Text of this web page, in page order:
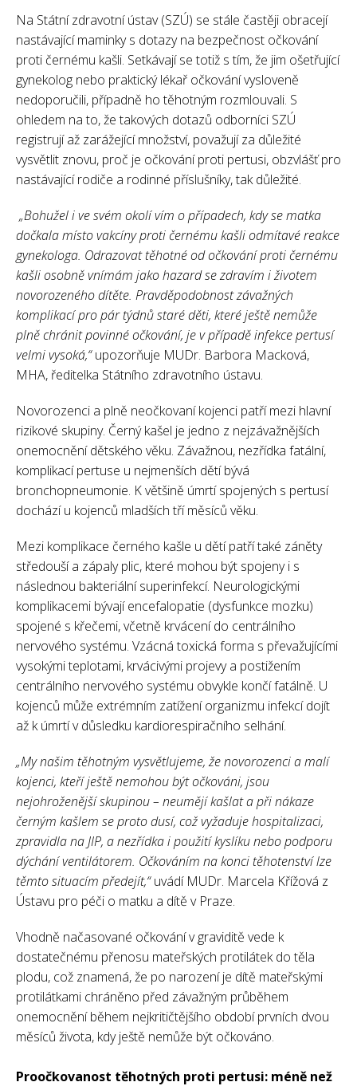
Na Státní zdravotní ústav (SZÚ) se stále častěji obracejí
nastávající maminky s dotazy na bezpečnost očkování
proti černému kašli. Setkávají se totiž s tím, že jim ošetřující
gynekolog nebo praktický lékař očkování vysloveně
nedoporučili, případně ho těhotným rozmlouvali. S
ohledem na to, že takových dotazů odborníci SZÚ
registrují až zarážející množství, považují za důležité
vysvětlit znovu, proč je očkování proti pertusi, obzvlášť pro
nastávající rodiče a rodinné příslušníky, tak důležité.
„Bohužel i ve svém okolí vím o případech, kdy se matka
dočkala místo vakcíny proti černému kašli odmítavé reakce
gynekologa. Odrazovat těhotné od očkování proti černému
kašli osobně vnímám jako hazard se zdravím i životem
novorozeného dítěte. Pravděpodobnost závažných
komplikací pro pár týdnů staré děti, které ještě nemůže
plně chránit povinné očkování, je v případě infekce pertusí
velmi vysoká,“upozorňuje MUDr. Barbora Macková,
MHA, ředitelka Státního zdravotního ústavu.
Novorozenci a plně neočkovaní kojenci patří mezi hlavní
rizikové skupiny. Černý kašel je jedno z nejzávažnějších
onemocnění dětského věku. Závažnou, nezřídka fatální,
komplikací pertuse u nejmenších dětí bývá
bronchopneumonie. K většině úmrtí spojených s pertusí
dochází u kojenců mladších tří měsíců věku.
Mezi komplikace černého kašle u dětí patří také záněty
středouší a zápaly plic, které mohou být spojeny i s
následnou bakteriální superinfekcí. Neurologickými
komplikacemi bývají encefalopatie (dysfunkce mozku)
spojené s křečemi, včetně krvácení do centrálního
nervového systému. Vzácná toxická forma s převažujícími
vysokými teplotami, krvácivými projevy a postižením
centrálního nervového systému obvykle končí fatálně. U
kojenců může extrémním zatížení organizmu infekcí dojít
až k úmrtí v důsledku kardiorespiračního selhání.
„My našim těhotným vysvětlujeme, že novorozenci a malí
kojenci, kteří ještě nemohou být očkováni, jsou
nejohroženější skupinou – neumějí kašlat a při nákaze
černým kašlem se proto dusí, což vyžaduje hospitalizaci,
zpravidla na JIP, a nezřídka i použití kyslíku nebo podporu
dýchání ventilátorem. Očkováním na konci těhotenství lze
těmto situacím předejít,“uvádí MUDr. Marcela Křížová z
Ústavu pro péči o matku a dítě v Praze.
Vhodně načasované očkování v graviditě vede k
dostatečnému přenosu mateřských protilátek do těla
plodu, což znamená, že po narození je dítě mateřskými
protilátkami chráněno před závažným průběhem
onemocnění během nejkritičtějšího období prvních dvou
měsíců života, kdy ještě nemůže být očkováno.
Proočkovanost těhotných proti pertusi: méně než